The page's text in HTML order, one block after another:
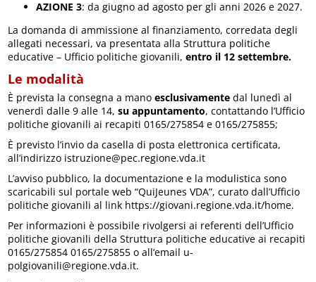
AZIONE 3: da giugno ad agosto per gli anni 2026 e 2027.
La domanda di ammissione al finanziamento, corredata degli
allegati necessari, va presentata alla Struttura politiche
educative – Ufficio politiche giovanili, entro il 12 settembre.
Le modalità
È prevista la consegna a manoesclusivamente dal lunedì al
venerdì dalle 9 alle 14,su appuntamento, contattando l’Ufficio
politiche giovanili ai recapiti 0165/275854 e 0165/275855;
È previsto l’invio da casella di posta elettronica certificata,
all’indirizzo istruzione@pec.regione.vda.it
L’avviso pubblico, la documentazione e la modulistica sono
scaricabili sul portale web “QuiJeunes VDA”, curato dall’Ufficio
politiche giovanili al link https://giovani.regione.vda.it/home.
Per informazioni è possibile rivolgersi ai referenti dell’Ufficio
politiche giovanili della Struttura politiche educative ai recapiti
0165/275854 0165/275855 o all’email u-
polgiovanili@regione.vda.it.